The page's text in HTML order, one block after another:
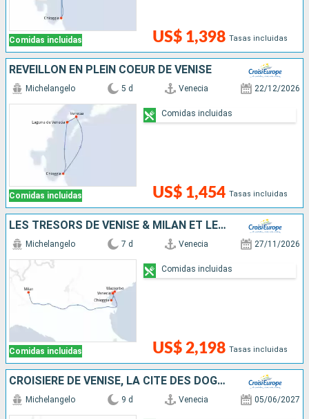
Comidas incluidas US$ 1,398 Tasas incluidas
RÉVEILLON EN PLEIN COEUR DE VENISE
Comidas incluidas
Michelangelo 5 d Venecia 22/12/2026
US$ 1,454 Tasas incluidas
Comidas incluidas
LES TRÉSORS DE VENISE & MILAN ET LE LAC DE CÔME
Comidas incluidas
Michelangelo 7 d Venecia 27/11/2026
US$ 2,198 Tasas incluidas
Comidas incluidas
CROISIÈRE DE VENISE, LA CITÉ DES DOGES À MANTOUE, BIJOU DE LA RENAISSANCE& MILAN ET LE LAC DE CÔME (FORMULE PORT-PORT)
Michelangelo 9 d Venecia 05/06/2027